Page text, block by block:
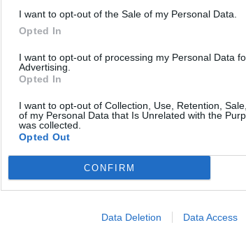
I want to opt-out of the Sale of my Personal Data.
Opted In
I want to opt-out of processing my Personal Data
Advertising.
Opted In
I want to opt-out of Collection, Use, Retention,
of my Personal Data that Is Unrelated with the
was collected.
Opted Out
CONFIRM
Data Deletion Data Access
Fot. Warszawa w
ZOBACZ RÓWNIEŻ: